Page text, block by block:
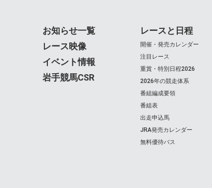
お知らせ一覧
レース映像
イベント情報
岩手競馬CSR
レースと日程
開催・発売カレンダー
注目レース
重賞・特別日程2026
2026年の競走体系
番組編成要領
番組表
出走申込馬
JRA発売カレンダー
無料優待バス